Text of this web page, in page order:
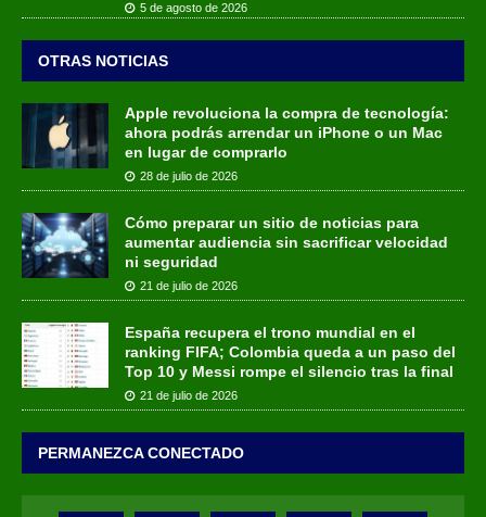
5 de agosto de 2026
OTRAS NOTICIAS
Apple revoluciona la compra de tecnología:
ahora podrás arrendar un iPhone o un Mac
en lugar de comprarlo
28 de julio de 2026
Cómo preparar un sitio de noticias para
aumentar audiencia sin sacrificar velocidad
ni seguridad
21 de julio de 2026
España recupera el trono mundial en el
ranking FIFA; Colombia queda a un paso del
Top 10 y Messi rompe el silencio tras la final
21 de julio de 2026
PERMANEZCA CONECTADO